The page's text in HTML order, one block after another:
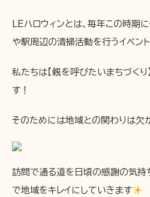
LEハロウィンとは、毎年この時期
や駅周辺の清掃活動を行うイベント
私たちは【親を呼びたいまちづく
す！
そのためには地域との関わりは欠
訪問で通る道を日頃の感謝の気持
で地域をキレイにしていきます